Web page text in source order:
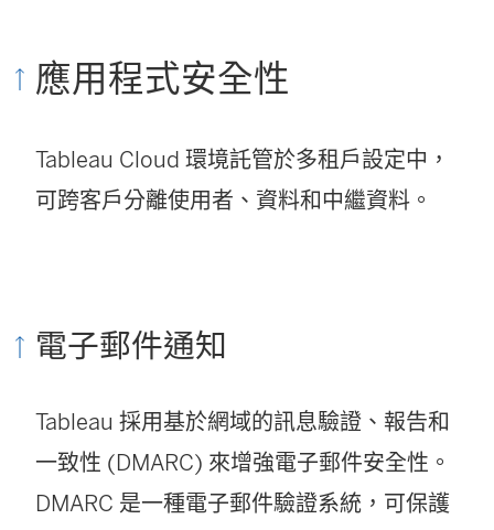
應用程式安全性
Tableau Cloud 環境託管於多租戶設定中，
可跨客戶分離使用者、資料和中繼資料。
電子郵件通知
Tableau 採用基於網域的訊息驗證、報告和
一致性 (DMARC) 來增強電子郵件安全性。
DMARC 是一種電子郵件驗證系統，可保護